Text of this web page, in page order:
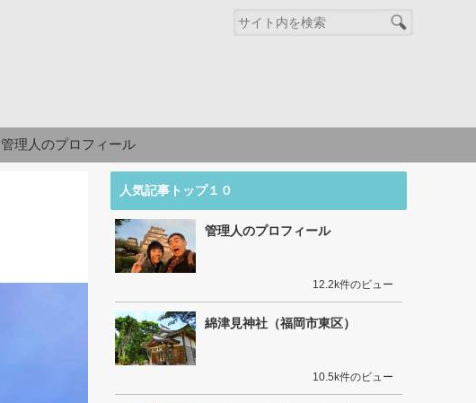
管理人のプロフィール
人気記事トップ１０
管理人のプロフィール
12.2k件のビュー
綿津見神社（福岡市東区）
10.5k件のビュー